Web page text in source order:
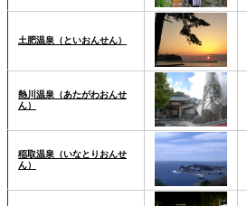
土肥温泉（といおんせん）
熱川温泉（あたがわおんせ
ん）
稲取温泉（いなとりおんせ
ん）